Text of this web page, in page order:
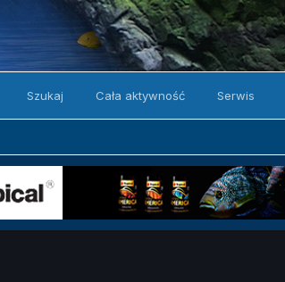
Szukaj Cała aktywność Serwis